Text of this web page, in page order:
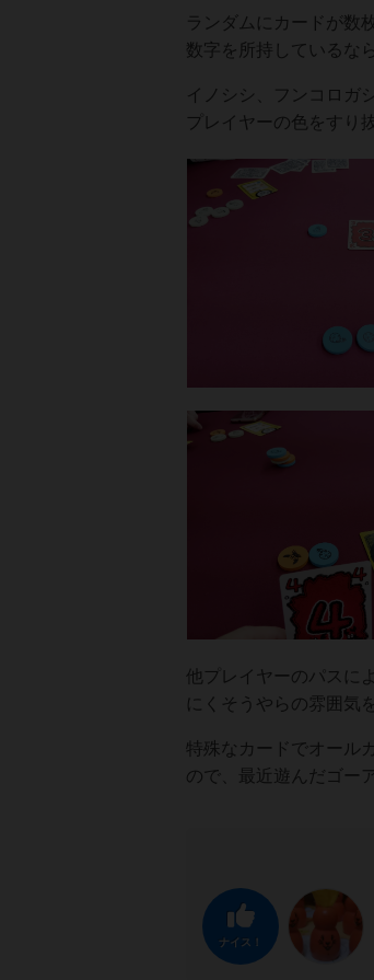
ランダムにカードが数
数字を所持しているな
イノシシ、フンコロガ
プレイヤーの色をすり
他プレイヤーのパスに
にくそうやらの雰囲気
特殊なカードでオール
ので、最近遊んだゴー
ナイス！